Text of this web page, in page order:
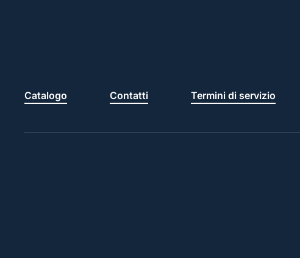
Catalogo Contatti Termini di servizio